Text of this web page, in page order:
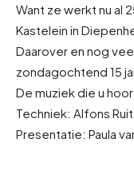
Want ze werkt nu al
Kastelein in
Daarover en nog
zondagochtend 15
De muziek die u
Techniek: Alfons
Presentatie: Paula